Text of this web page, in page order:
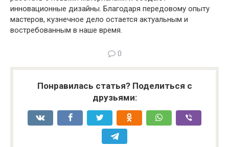
инновационные дизайны. Благодаря передовому опыту
мастеров, кузнечное дело остается актуальным и
востребованным в наше время.
0
Понравилась статья? Поделиться с
друзьями: